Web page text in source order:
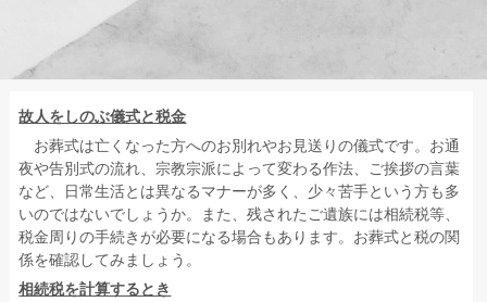
故人をしのぶ儀式と税金
お葬式は亡くなった方へのお別れやお見送りの儀式です。お通
夜や告別式の流れ、宗教宗派によって変わる作法、ご挨拶の言葉
など、日常生活とは異なるマナーが多く、少々苦手という方も多
いのではないでしょうか。また、残されたご遺族には相続税等、
税金周りの手続きが必要になる場合もあります。お葬式と税の関
係を確認してみましょう。
相続税を計算するとき